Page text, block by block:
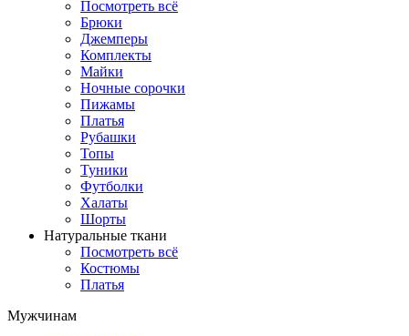
Посмотреть всё
Брюки
Джемперы
Комплекты
Майки
Ночные сорочки
Пижамы
Платья
Рубашки
Топы
Туники
Футболки
Халаты
Шорты
Натуральные ткани
Посмотреть всё
Костюмы
Платья
Мужчинам